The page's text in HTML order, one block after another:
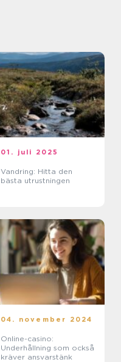
01. juli 2025
Vandring: Hitta den
bästa utrustningen
04. november 2024
Online-casino:
Underhållning som också
kräver ansvarstänk